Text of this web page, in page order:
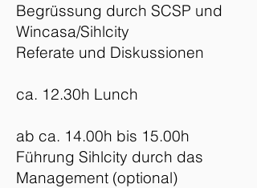
Begrüssung durch SCSP und
Wincasa/Sihlcity
Referate und Diskussionen
ca. 12.30h Lunch
ab ca. 14.00h bis 15.00h
Führung Sihlcity durch das
Management (optional)